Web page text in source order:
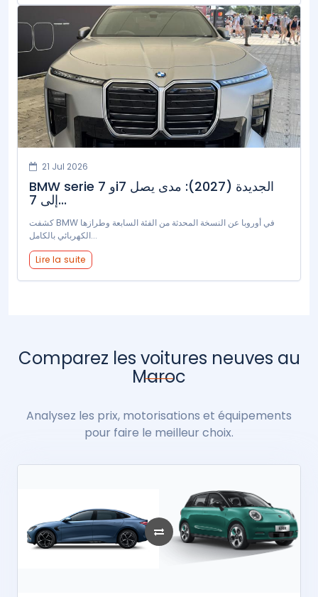
21 Jul 2026
BMW serie 7 وi7 الجديدة (2027): مدى يصل
إلى 7...
كشفت BMW في أوروبا عن النسخة المحدثة من الفئة السابعة وطرازها
الكهربائي بالكامل...
Lire la suite
Comparez les voitures neuves au
Maroc
Analysez les prix, motorisations et équipements
pour faire le meilleur choix.